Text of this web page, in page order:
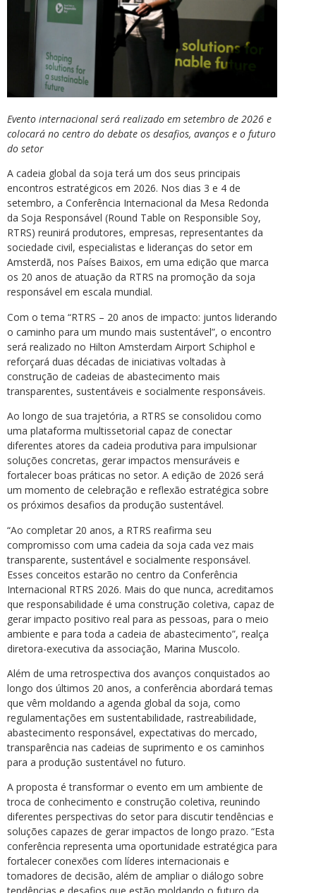
Evento internacional será realizado em setembro de 2026 e
colocará no centro do debate os desafios, avanços e o futuro
do setor
A cadeia global da soja terá um dos seus principais
encontros estratégicos em 2026. Nos dias 3 e 4 de
setembro, a Conferência Internacional da Mesa Redonda
da Soja Responsável (Round Table on Responsible Soy,
RTRS) reunirá produtores, empresas, representantes da
sociedade civil, especialistas e lideranças do setor em
Amsterdã, nos Países Baixos, em uma edição que marca
os 20 anos de atuação da RTRS na promoção da soja
responsável em escala mundial.
Com o tema “RTRS – 20 anos de impacto: juntos liderando
o caminho para um mundo mais sustentável”, o encontro
será realizado no Hilton Amsterdam Airport Schiphol e
reforçará duas décadas de iniciativas voltadas à
construção de cadeias de abastecimento mais
transparentes, sustentáveis e socialmente responsáveis.
Ao longo de sua trajetória, a RTRS se consolidou como
uma plataforma multissetorial capaz de conectar
diferentes atores da cadeia produtiva para impulsionar
soluções concretas, gerar impactos mensuráveis e
fortalecer boas práticas no setor. A edição de 2026 será
um momento de celebração e reflexão estratégica sobre
os próximos desafios da produção sustentável.
“Ao completar 20 anos, a RTRS reafirma seu
compromisso com uma cadeia da soja cada vez mais
transparente, sustentável e socialmente responsável.
Esses conceitos estarão no centro da Conferência
Internacional RTRS 2026. Mais do que nunca, acreditamos
que responsabilidade é uma construção coletiva, capaz de
gerar impacto positivo real para as pessoas, para o meio
ambiente e para toda a cadeia de abastecimento”, realça
diretora-executiva da associação, Marina Muscolo.
Além de uma retrospectiva dos avanços conquistados ao
longo dos últimos 20 anos, a conferência abordará temas
que vêm moldando a agenda global da soja, como
regulamentações em sustentabilidade, rastreabilidade,
abastecimento responsável, expectativas do mercado,
transparência nas cadeias de suprimento e os caminhos
para a produção sustentável no futuro.
A proposta é transformar o evento em um ambiente de
troca de conhecimento e construção coletiva, reunindo
diferentes perspectivas do setor para discutir tendências e
soluções capazes de gerar impactos de longo prazo. “Esta
conferência representa uma oportunidade estratégica para
fortalecer conexões com líderes internacionais e
tomadores de decisão, além de ampliar o diálogo sobre